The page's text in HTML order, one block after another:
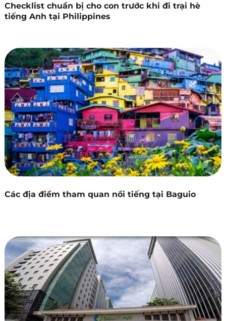
Checklist chuẩn bị cho con trước khi đi trại hè
tiếng Anh tại Philippines
Các địa điểm tham quan nổi tiếng tại Baguio